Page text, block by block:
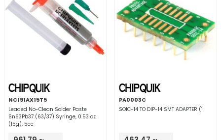
NC191AX15T5
Leaded No-Clean Solder Paste
Sn63Pb37 (63/37) Syringe, 0.53 oz
(15g), 5cc
PA0003C
SOIC-14 TO DIP-14 SMT ADAPTER (1